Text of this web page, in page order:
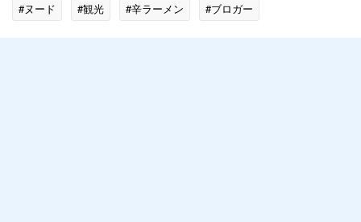
#ヌード
#観光 #辛ラーメン #ブロガー